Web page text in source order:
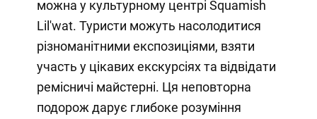
можна у культурному центрі Squamish
Lil'wat. Туристи можуть насолодитися
різноманітними експозиціями, взяти
участь у цікавих екскурсіях та відвідати
ремісничі майстерні. Ця неповторна
подорож дарує глибоке розуміння